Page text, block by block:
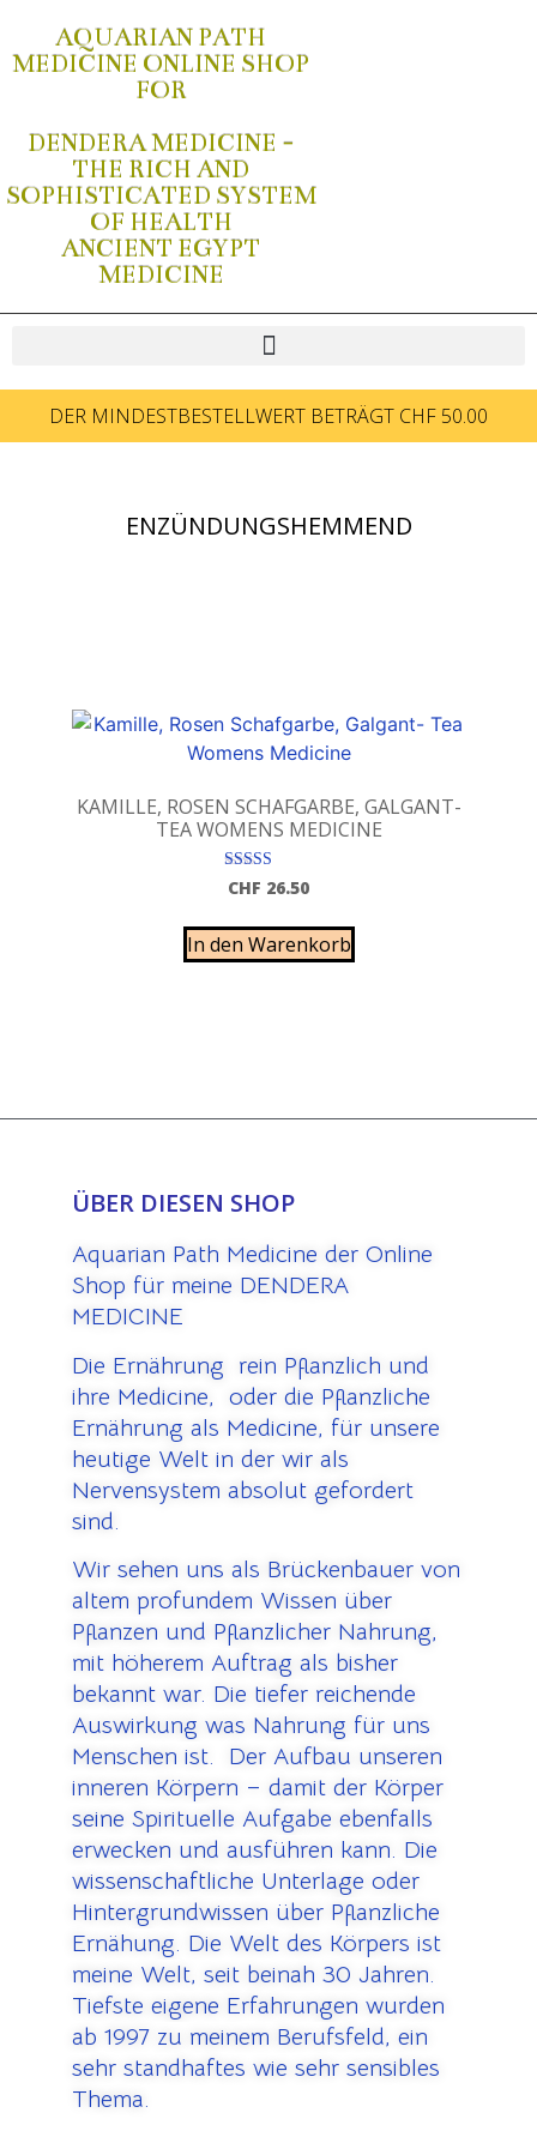
AQUARIAN PATH
MEDICINE ONLINE SHOP
FOR
DENDERA MEDICINE -
THE RICH AND
SOPHISTICATED SYSTEM
OF HEALTH
ANCIENT EGYPT
MEDICINE
DER MINDESTBESTELLWERT BETRÄGT CHF 50.00
ENZÜNDUNGSHEMMEND
KAMILLE, ROSEN SCHAFGARBE, GALGANT-
TEA WOMENS MEDICINE
Bewertet mit
5.00
CHF 26.50
In den Warenkorb
ÜBER DIESEN SHOP
Aquarian Path Medicine der Online
Shop für meine DENDERA
MEDICINE
Die Ernährung rein Pflanzlich und
ihre Medicine, oder die Pflanzliche
Ernährung als Medicine, für unsere
heutige Welt in der wir als
Nervensystem absolut gefordert
sind.
Wir sehen uns als Brückenbauer von
altem profundem Wissen über
Pflanzen und Pflanzlicher Nahrung,
mit höherem Auftrag als bisher
bekannt war. Die tiefer reichende
Auswirkung was Nahrung für uns
Menschen ist. Der Aufbau unseren
inneren Körpern – damit der Körper
seine Spirituelle Aufgabe ebenfalls
erwecken und ausführen kann. Die
wissenschaftliche Unterlage oder
Hintergrundwissen über Pflanzliche
Ernähung. Die Welt des Körpers ist
meine Welt, seit beinah 30 Jahren.
Tiefste eigene Erfahrungen wurden
ab 1997 zu meinem Berufsfeld, ein
sehr standhaftes wie sehr sensibles
Thema.